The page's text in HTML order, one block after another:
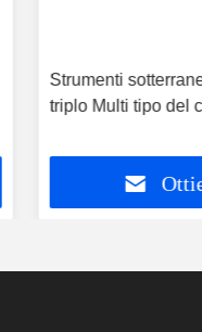
Strumenti
triplo Multi tipo del